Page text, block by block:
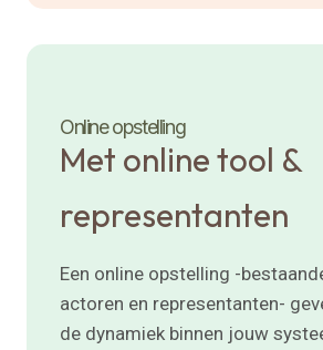
Online opstelling
Met online tool &
representanten
Een online opstelling -
actoren en representanten-
de dynamiek binnen jouw